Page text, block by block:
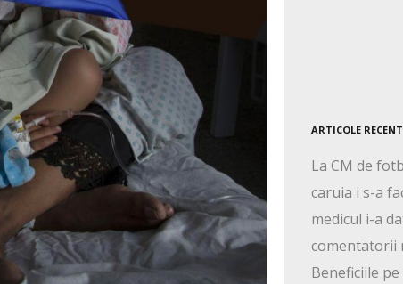
ARTICOLE
La CM de
caruia i s-a
medicul i-a
comentatorii
Beneficiile